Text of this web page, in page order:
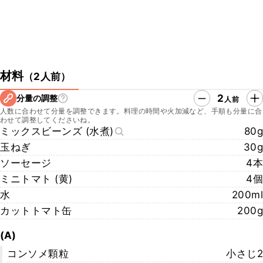
材料（2人前）
分量の調整 2 人前
人数に合わせて分量を調整できます。料理の時間や火加減など、手順も分量に合
わせて調整してくださいね。
ミックスビーンズ (水煮)
80g
玉ねぎ
30g
ソーセージ
4本
ミニトマト (黄)
4個
水
200ml
カットトマト缶
200g
(A)
コンソメ顆粒
小さじ2